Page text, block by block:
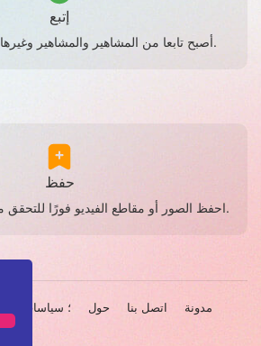
إتبع
أصبح تابعا من المشاهير والمشاهير وغيرها الكثير في منطقتك.
حفظ
احفظ الصور أو مقاطع الفيديو فورًا للتحقق منها لاحقًا في أي وقت.
الخصوصية & amp؛ سياسات حول اتصل بنا
مدونة